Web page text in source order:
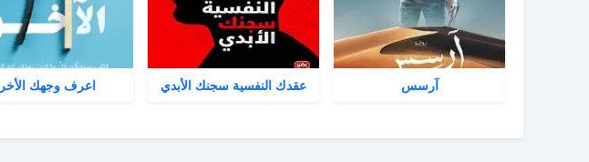
آرسس عقدك النفسية سجنك الأبدي اعرف وجهك الأخر